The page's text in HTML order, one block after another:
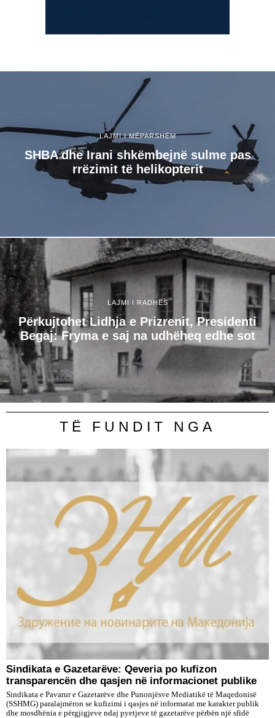
LAJMI I MËPARSHËM
SHBA dhe Irani shkëmbejnë sulme pas
rrëzimit të helikopterit
LAJMI I RADHËS
Përkujtohet Lidhja e Prizrenit, Presidenti
Begaj: Fryma e saj na udhëheq edhe sot
TË FUNDIT NGA
Sindikata e Gazetarëve: Qeveria po kufizon
transparencën dhe qasjen në informacionet publike
Sindikata e Pavarur e Gazetarëve dhe Punonjësve Mediatikë të Maqedonisë
(SSHMG) paralajmëron se kufizimi i qasjes në informatat me karakter publik
dhe mosdhënia e përgjigjeve ndaj pyetjeve të gazetarëve përbën një sfidë